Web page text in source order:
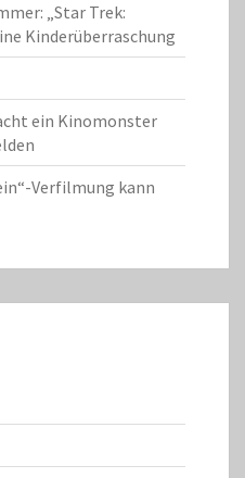
„Star Trek:
Kinderüberraschung
ein Kinomonster
Verfilmung kann